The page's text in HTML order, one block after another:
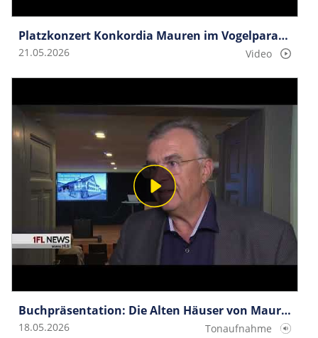
Platzkonzert Konkordia Mauren im Vogelparadies
21.05.2026 Video
Buchpräsentation: Die Alten Häuser von Mauren
18.05.2026 Tonaufnahme